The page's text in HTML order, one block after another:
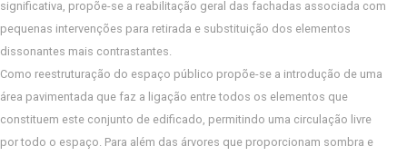
significativa, propõe-se a reabilitação geral das fachadas associada com
pequenas intervenções para retirada e substituição dos elementos
dissonantes mais contrastantes.
Como reestruturação do espaço público propõe-se a introdução de uma
área pavimentada que faz a ligação entre todos os elementos que
constituem este conjunto de edificado, permitindo uma circulação livre
por todo o espaço. Para além das árvores que proporcionam sombra e